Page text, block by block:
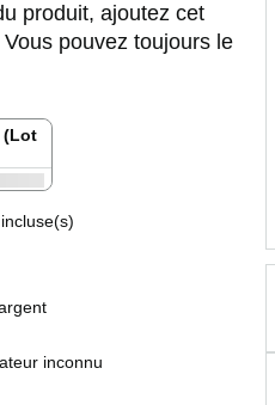
produit, ajoutez cet
pouvez toujours le
(Lot
inconnu